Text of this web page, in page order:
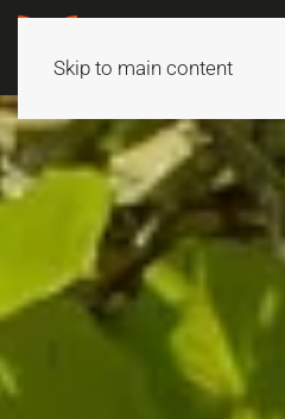
Skip to main content